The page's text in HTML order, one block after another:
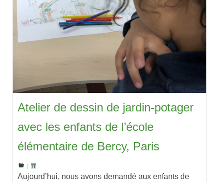
Atelier de dessin de jardin-potager
avec les enfants de l’école
élémentaire de Bercy, Paris
Aujourd’hui, nous avons demandé aux enfants de